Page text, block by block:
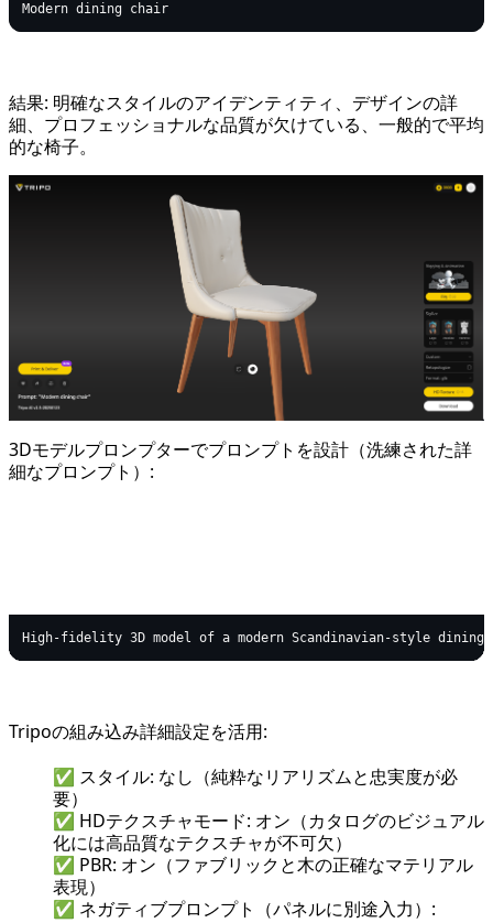
結果: 明確なスタイルのアイデンティティ、デザインの詳
細、プロフェッショナルな品質が欠けている、一般的で平均
的な椅子。
3Dモデルプロンプターでプロンプトを設計（洗練された詳
細なプロンプト）:
Tripoの組み込み詳細設定を活用:
✅ スタイル: なし（純粋なリアリズムと忠実度が必
要）
✅ HDテクスチャモード: オン（カタログのビジュアル
化には高品質なテクスチャが不可欠）
✅ PBR: オン（ファブリックと木の正確なマテリアル
表現）
✅ ネガティブプロンプト（パネルに別途入力）: